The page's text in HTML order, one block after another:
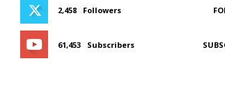
2,458 Followers
61,453 Subscribers